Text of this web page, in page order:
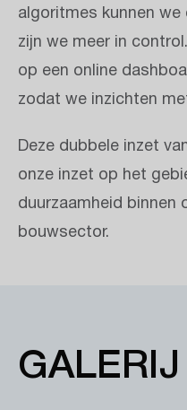
algoritmes kunnen
zijn we meer in
op een online
zodat we inzichten
Deze dubbele inzet
onze inzet op het
duurzaamheid binnen
bouwsector.
GALERIJ